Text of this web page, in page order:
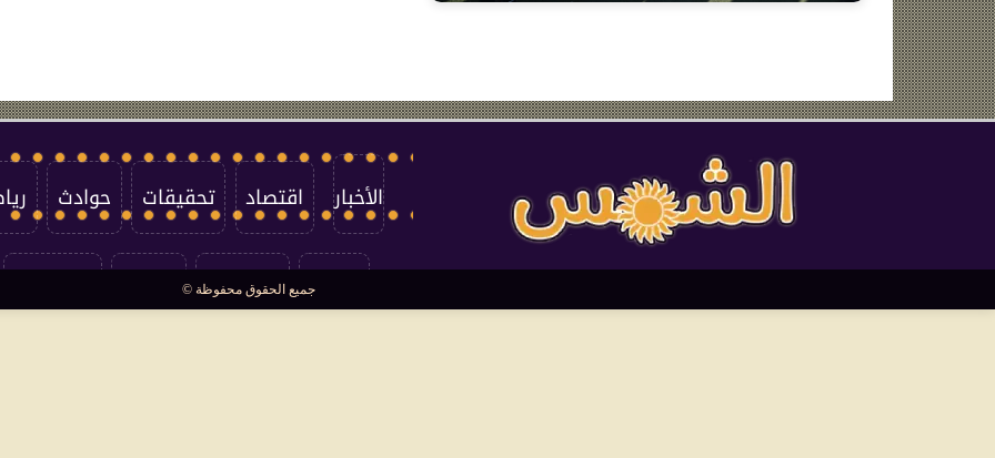
الأخبار اقتصاد تحقيقات حوادث
العالم سوشيال
جميع الحقوق محفوظة ©